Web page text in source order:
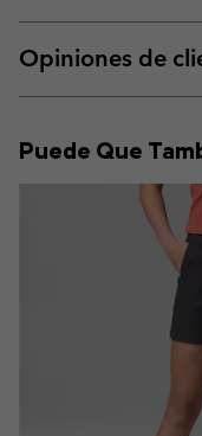
Opiniones de
Puede Que